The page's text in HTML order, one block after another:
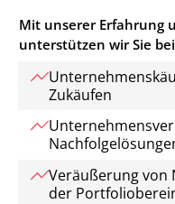
Mit unserer Erfahrung
unterstützen wir Sie bei
Zukäufen
Veräußerung von
der